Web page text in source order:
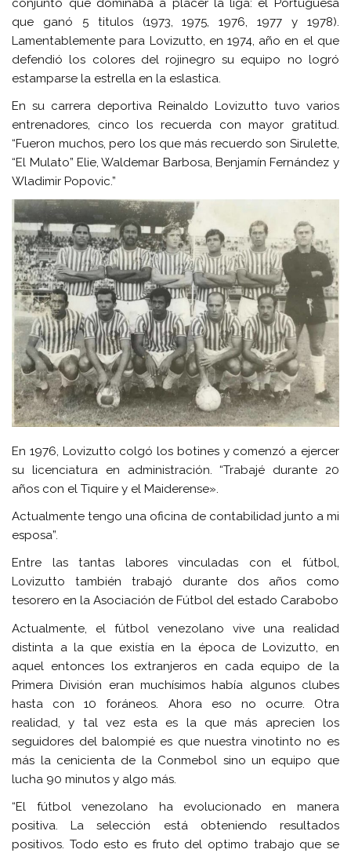
conjunto que dominaba a placer la liga: el Portuguesa
que ganó 5 titulos (1973, 1975, 1976, 1977 y 1978).
Lamentablemente para Lovizutto, en 1974, año en el que
defendió los colores del rojinegro su equipo no logró
estamparse la estrella en la eslastica.
En su carrera deportiva Reinaldo Lovizutto tuvo varios
entrenadores, cinco los recuerda con mayor gratitud.
“Fueron muchos, pero los que más recuerdo son Sirulette,
“El Mulato” Elie, Waldemar Barbosa, Benjamín Fernández y
Wladimir Popovic.”
En 1976, Lovizutto colgó los botines y comenzó a ejercer
su licenciatura en administración. “Trabajé durante 20
años con el Tiquire y el Maiderense».
Actualmente tengo una oficina de contabilidad junto a mi
esposa”.
Entre las tantas labores vinculadas con el fútbol,
Lovizutto también trabajó durante dos años como
tesorero en la Asociación de Fútbol del estado Carabobo
Actualmente, el fútbol venezolano vive una realidad
distinta a la que existía en la época de Lovizutto, en
aquel entonces los extranjeros en cada equipo de la
Primera División eran muchísimos había algunos clubes
hasta con 10 foráneos. Ahora eso no ocurre. Otra
realidad, y tal vez esta es la que más aprecien los
seguidores del balompié es que nuestra vinotinto no es
más la cenicienta de la Conmebol sino un equipo que
lucha 90 minutos y algo más.
“El fútbol venezolano ha evolucionado en manera
positiva. La selección está obteniendo resultados
positivos. Todo esto es fruto del optimo trabajo que se